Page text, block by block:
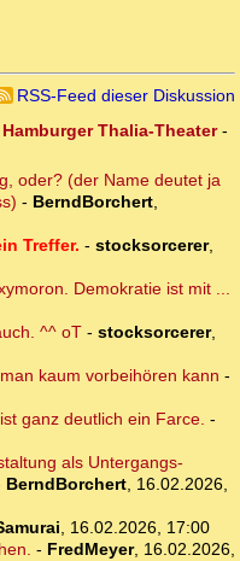
RSS-Feed dieser Diskussion
Thalia-Theater-
oder? (der Name deutet ja
- BerndBorchert,
Treffer. - stocksorcerer,
Demokratie ist mit ...
^^ oT- stocksorcerer,
kaum vorbeihören kann -
ganz deutlich ein Farce. -
als Untergangs-
BerndBorchert, 16.02.2026,
, 16.02.2026, 17:00
- FredMeyer, 16.02.2026,